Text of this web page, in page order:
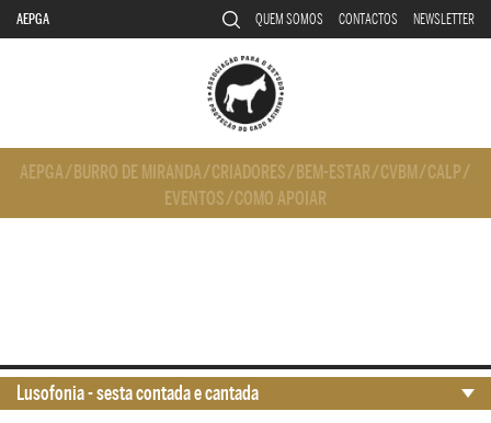
AEPGA QUEM SOMOS CONTACTOS NEWSLETTER
AEPGA/ BURRO DE MIRANDA/CRIADORES/ BEM-ESTAR/CVBM/CALP/
EVENTOS/COMO APOIAR
Lusofonia - sesta contada e cantada